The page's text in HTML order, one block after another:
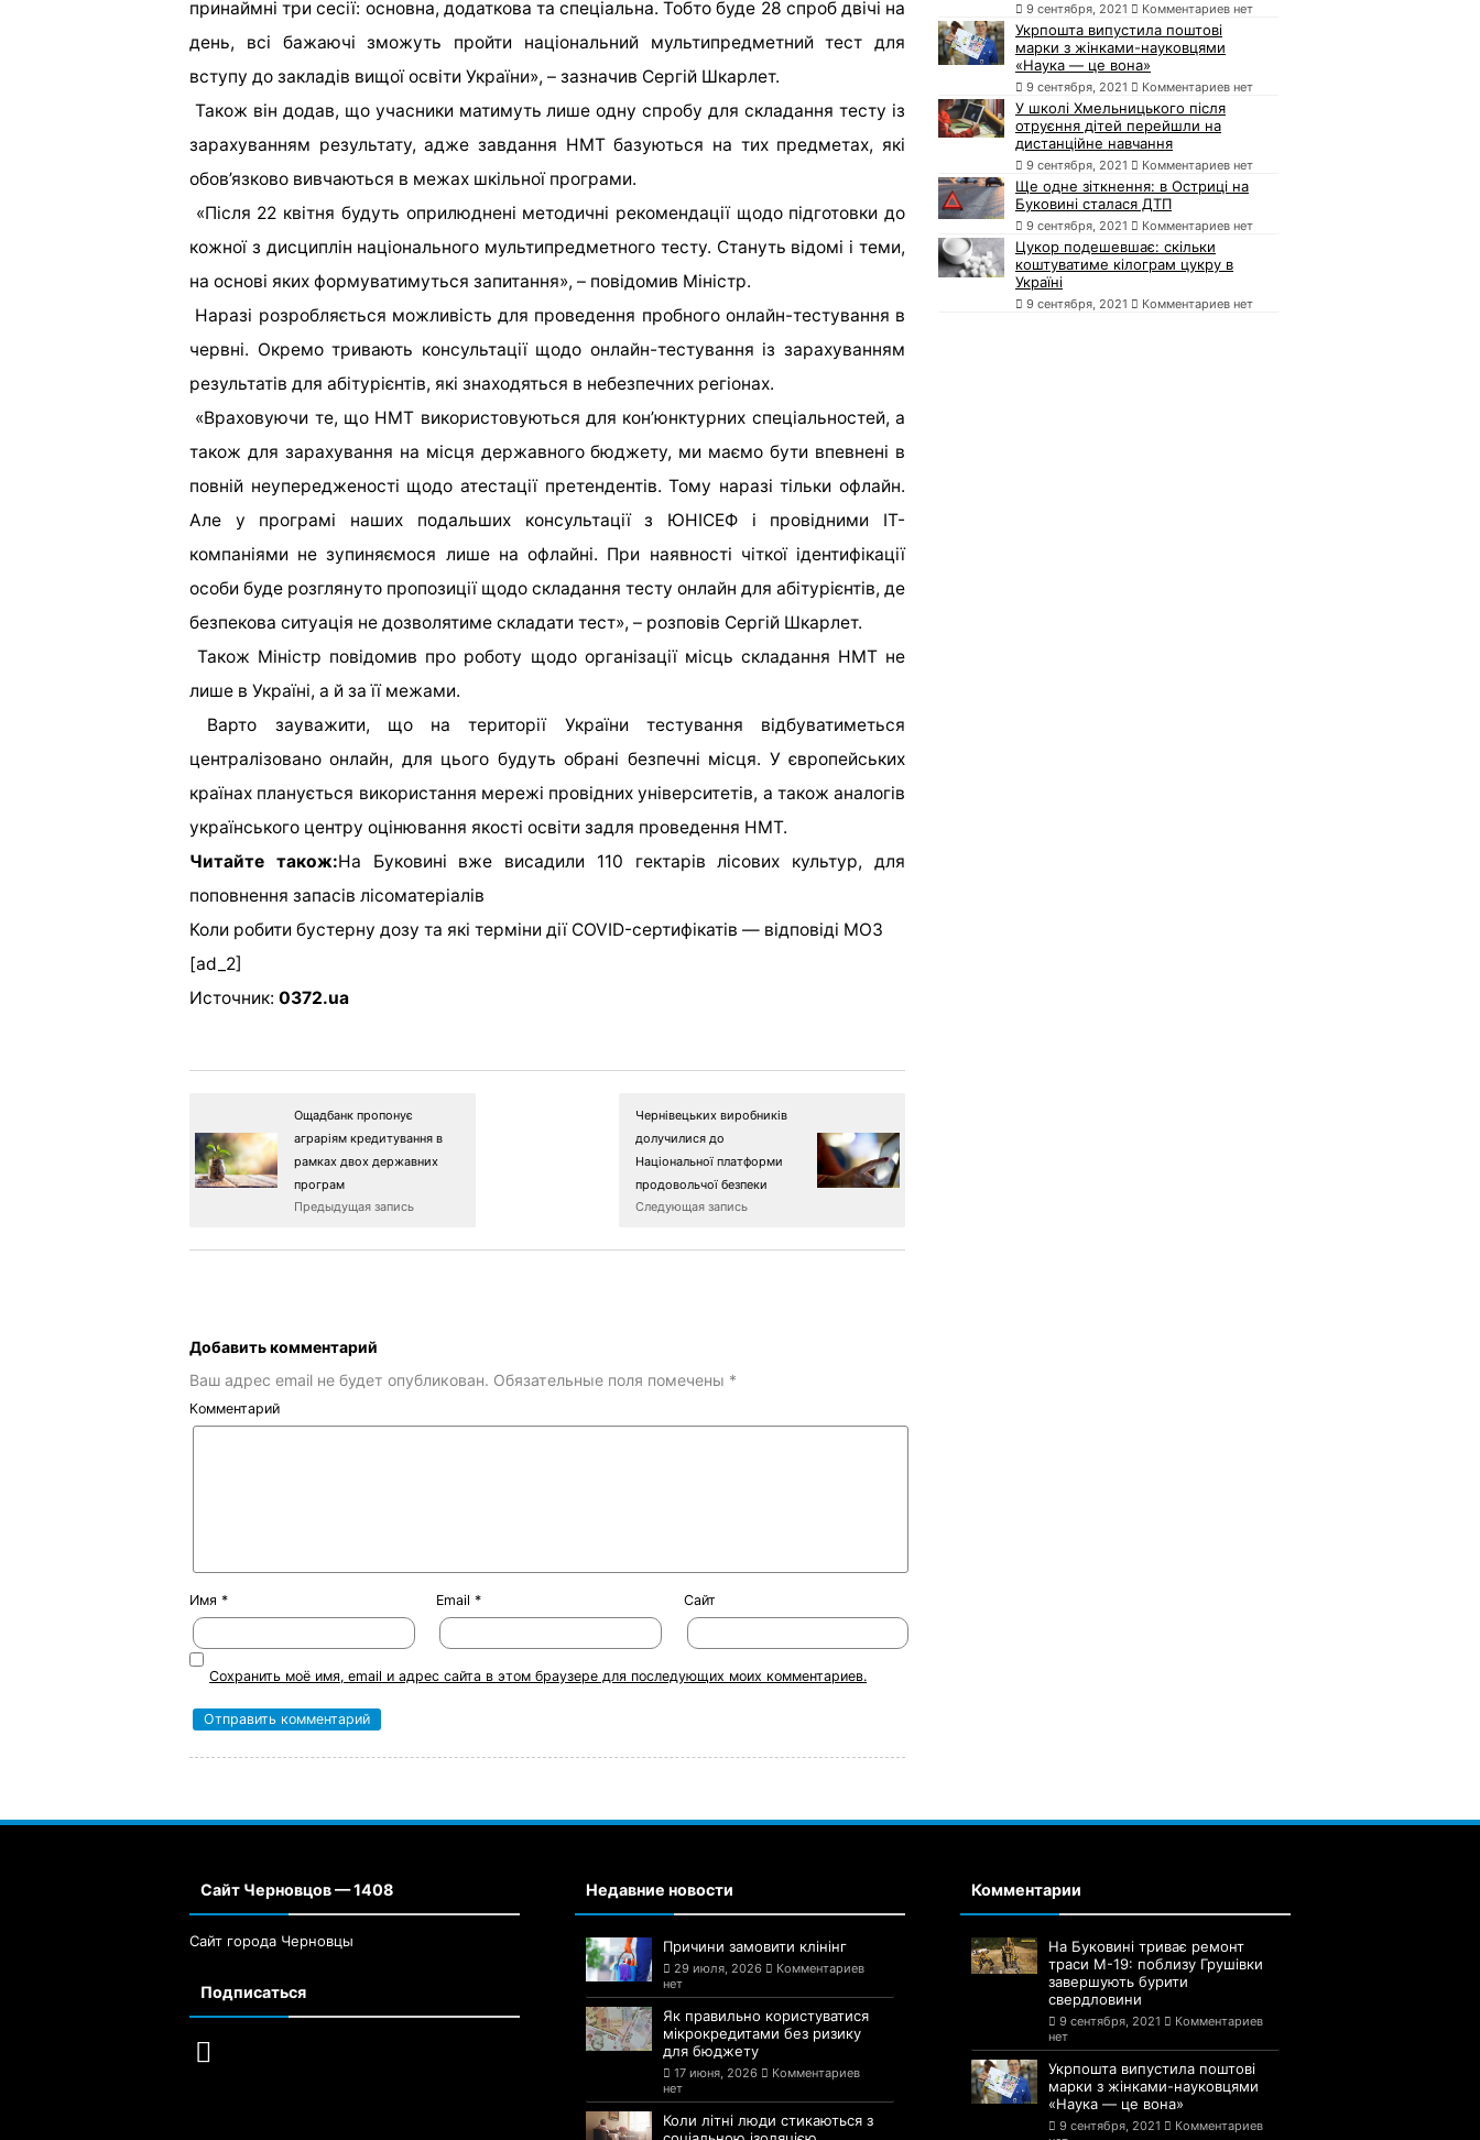
принаймні три сесії: основна, додаткова та спеціальна. Тобто буде 28 спроб двічі на
день, всі бажаючі зможуть пройти національний мультипредметний тест для
вступу до закладів вищої освіти України», – зазначив Сергій Шкарлет.
Також він додав, що учасники матимуть лише одну спробу для складання тесту із
зарахуванням результату, адже завдання НМТ базуються на тих предметах, які
обов’язково вивчаються в межах шкільної програми.
«Після 22 квітня будуть оприлюднені методичні рекомендації щодо підготовки до
кожної з дисциплін національного мультипредметного тесту. Стануть відомі і теми,
на основі яких формуватимуться запитання», – повідомив Міністр.
Наразі розробляється можливість для проведення пробного онлайн-тестування в
червні. Окремо тривають консультації щодо онлайн-тестування із зарахуванням
результатів для абітурієнтів, які знаходяться в небезпечних регіонах.
«Враховуючи те, що НМТ використовуються для кон’юнктурних спеціальностей, а
також для зарахування на місця державного бюджету, ми маємо бути впевнені в
повній неупередженості щодо атестації претендентів. Тому наразі тільки офлайн.
Але у програмі наших подальших консультації з ЮНІСЕФ і провідними IТ-
компаніями не зупиняємося лише на офлайні. При наявності чіткої ідентифікації
особи буде розглянуто пропозиції щодо складання тесту онлайн для абітурієнтів, де
безпекова ситуація не дозволятиме складати тест», – розповів Сергій Шкарлет.
Також Міністр повідомив про роботу щодо організації місць складання НМТ не
лише в Україні, а й за її межами.
Варто зауважити, що на території України тестування відбуватиметься
централізовано онлайн, для цього будуть обрані безпечні місця. У європейських
країнах планується використання мережі провідних університетів, а також аналогів
українського центру оцінювання якості освіти задля проведення НМТ.
Читайте також:На Буковині вже висадили 110 гектарів лісових культур, для
поповнення запасів лісоматеріалів
Коли робити бустерну дозу та які терміни дії COVID-сертифікатів — відповіді МОЗ
[ad_2]
Источник: 0372.ua
Ощадбанк пропонує
аграріям кредитування в
рамках двох державних
програм
Предыдущая запись
Чернівецьких виробників
долучилися до
Національної платформи
продовольчої безпеки
Следующая запись
Добавить комментарий
Ваш адрес email не будет опубликован. Обязательные поля помечены *
Комментарий
Имя * Email* Сайт
Сохранить моё имя, email и адрес сайта в этом браузере для последующих моих комментариев.
9 сентября, 2021 Комментариев нет
Укрпошта випустила поштові
марки з жінками-науковцями
«Наука — це вона»
9 сентября, 2021 Комментариев нет
У школі Хмельницького після
отруєння дітей перейшли на
дистанційне навчання
9 сентября, 2021 Комментариев нет
Ще одне зіткнення: в Остриці на
Буковині сталася ДТП
9 сентября, 2021 Комментариев нет
Цукор подешевшає: скільки
коштуватиме кілограм цукру в
Україні
9 сентября, 2021 Комментариев нет
Сайт Черновцов — 1408
Сайт города Черновцы
Подписаться
Недавние новости
Причини замовити клінінг
29 июля, 2026
Комментариев
нет
Як правильно користуватися
мікрокредитами без ризику
для бюджету
17 июня, 2026
Комментариев
нет
Коли літні люди стикаються з
Комментарии
На Буковині триває ремонт
траси М-19: поблизу Грушівки
завершують бурити
свердловини
9 сентября, 2021
Комментариев
нет
Укрпошта випустила поштові
марки з жінками-науковцями
«Наука — це вона»
9 сентября, 2021
Комментариев